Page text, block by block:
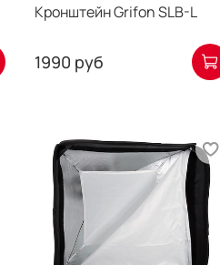
Кронштейн Grifon SLB-L
1990 руб